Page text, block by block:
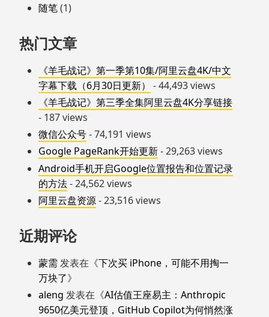
随笔(1)
热门文章
《羊毛战记》第一季第10集/阿里云盘4K/中文
字幕下载（6月30日更新）
- 44,493 views
《羊毛战记》第三季全集阿里云盘4K分享链接
- 187 views
微信公众号- 74,191 views
Google PageRank开始更新- 29,263 views
Android手机开启Google位置报告和位置记录
的方法- 24,562 views
阿里云盘资源- 23,516 views
近期评论
蒙需 发表在《下次买 iPhone，可能不用掏一
万块了》
aleng 发表在《AI估值王座易主：Anthropic
9650亿美元登顶，GitHub Copilot为何悄然涨